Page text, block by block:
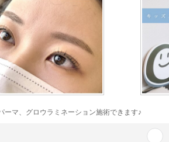
ーマ、グロウラミネーション施術できます♪